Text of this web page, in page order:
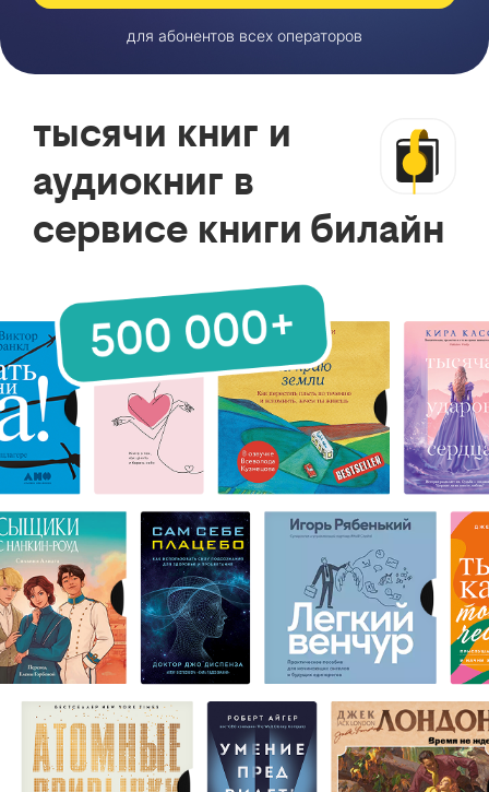
для абонентов всех операторов
тысячи книг и
аудиокниг в
сервисе книги билайн